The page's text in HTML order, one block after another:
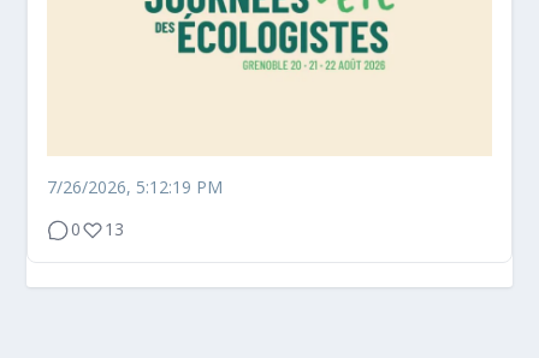
7/26/2026, 5:12:19 PM
0
13